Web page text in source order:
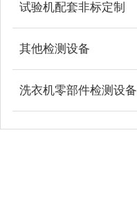
试验机配套非标定制
其他检测设备
洗衣机零部件检测设备